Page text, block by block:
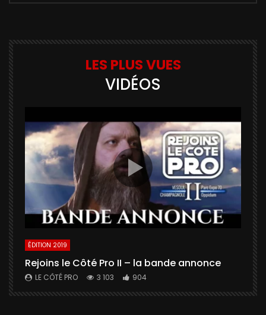
LES PLUS VUES
VIDÉOS
ÉDITION 2019
Rejoins le Côté Pro II – la bande annonce
LE CÔTÉ PRO 3 103 904